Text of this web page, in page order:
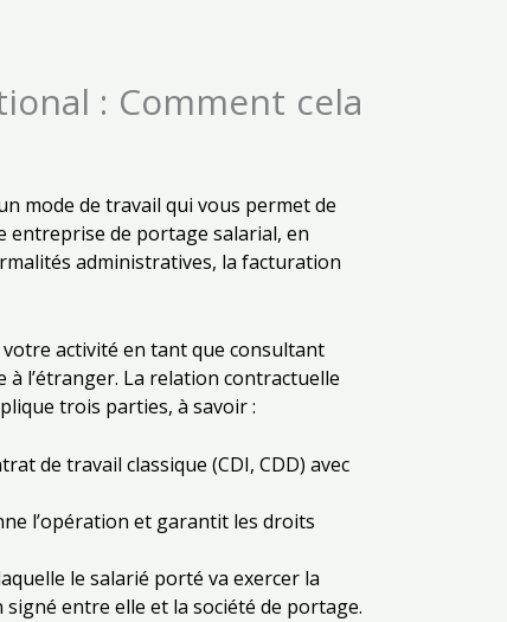
: Comment cela
mode de travail qui vous permet de
entreprise de portage salarial, en
administratives, la facturation
activité en tant que consultant
à l’étranger. La relation contractuelle
trois parties, à savoir :
de travail classique (CDI, CDD) avec
l’opération et garantit les droits
le salarié porté va exercer la
entre elle et la société de portage.